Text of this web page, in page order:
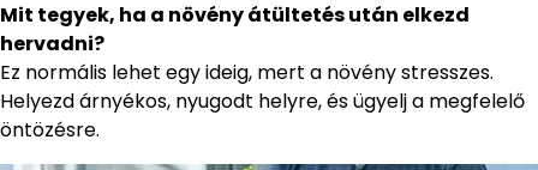
Mit tegyek, ha a növény átültetés után elkezd
hervadni?
Ez normális lehet egy ideig, mert a növény stresszes.
Helyezd árnyékos, nyugodt helyre, és ügyelj a megfelelő
öntözésre.